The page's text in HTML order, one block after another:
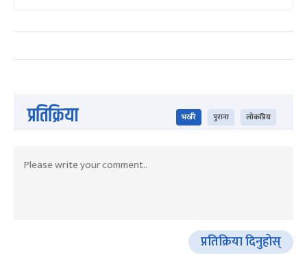
प्रतिक्रिया भर्खरै पुराना लोकप्रिय
प्रतिक्रिया दिनुहोस्